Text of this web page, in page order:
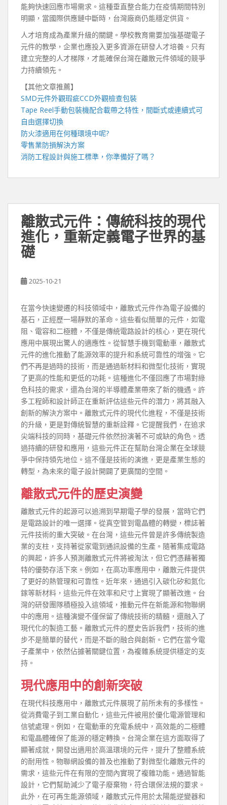
能夠快速回應市場需求。這種垂直整合能力在疫情期間特別
明顯，當國際供應鏈中斷時，台灣廠商仍能穩定供貨。
人才培育成為產業升級的關鍵。學校教育需要加強基礎電子
元件的教學，企業也應投入更多資源在研發人才培養。只有
建立完整的人才梯隊，才能確保台灣在離散元件領域的競爭
力持續領先。
【其他文章推薦】
SMD元件外觀瑕疵CCD外觀檢查包裝
Tape Reel手動包裝機配合載帶之特性，間斷式或連續式可
自由選擇切換
防火漆適用在何種環境中呢?
零售業防損解決方案
消防工程設計與施工標準，你準備好了嗎？
離散式元件：傳統科技的現代
進化，重新定義電子世界的基
礎
2025-10-21
在當今快速變遷的科技領域中，離散式元件作為電子設備的
基石，正經歷一場靜默的革命。這些看似簡單的元件，如電
阻、電容和二極體，不僅是傳統電路設計的核心，更在現代
應用中展現出驚人的適應性。從智慧手機到電動車，離散式
元件的進化推動了能源效率的提升和系統可靠性的增強。它
們不再是過時的技術，而是通過新材料和微型化技術，實現
了更高的性能和更低的功耗。這種進化不僅回應了市場對綠
色科技的需求，還為台灣的半導體產業帶來了新的機遇。許
多工程師和設計師正在重新評估這些元件的潛力，將其融入
創新的解決方案中。離散式元件的現代化進程，不僅是技術
的升級，更是對傳統智慧的重新詮釋。它提醒我們，在追求
尖端科技的同時，基礎元件依然扮演著不可或缺的角色。透
過持續的研發和應用，這些元件正在幫助台灣企業在全球競
爭中保持領先地位。這不僅是技術的演進，更是產業生態的
轉型，為未來的電子設計開闢了更廣闊的空間。
離散式元件的歷史演變
離散式元件的起源可以追溯到早期電子學的發展，當時它們
是電路設計的唯一選擇。從真空管到電晶體的轉變，標誌著
元件技術的重大突破。在台灣，這些元件曾是許多傳統製造
業的支柱，支持著從家電到通訊設備的生產。隨著集成電路
的興起，許多人預測離散式元件將被淘汰，但它們憑藉著獨
特的優勢存活下來。例如，在高功率應用中，離散元件提供
了更好的熱管理和可靠性。近年來，通過引入碳化矽和氮化
鎵等新材料，這些元件在效率和尺寸上實現了顯著改進。台
灣的研發團隊積極投入這領域，推動元件在新能源和物聯網
中的應用。這種演變不僅保留了傳統技術的精髓，還融入了
現代化的製造工藝。離散式元件的歷史告訴我們，技術的進
步不是簡單的替代，而是不斷的融合與創新。它們在當今電
子產業中，依然佔據著關鍵位置，為複雜系統提供穩定的支
持。
現代應用中的創新突破
在現代科技應用中，離散式元件展現了前所未有的多樣性。
從消費電子到工業自動化，這些元件被用於優化電源管理和
信號處理。例如，在電動車的充電系統中，高效能的二極體
和電晶體確保了能源的穩定轉換。台灣企業在這方面取得了
顯著成就，開發出適用於高溫環境的元件，提升了整體系統
的耐用性。物聯網設備的普及也推動了對微型化離散元件的
需求，這些元件在有限的空間內實現了複雜功能。通過智能
設計，它們幫助減少了電子廢棄物，符合環保法規的要求。
此外，在可再生能源領域，離散式元件用於太陽能逆變器和